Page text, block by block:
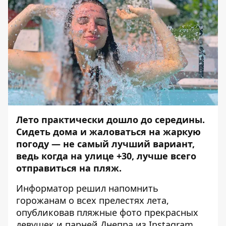
Лето практически дошло до середины.
Сидеть дома и жаловаться на жаркую
погоду — не самый лучший вариант,
ведь когда на улице +30, лучше всего
отправиться на пляж.
Информатор решил напомнить
горожанам о всех прелестях лета,
опубликовав пляжные фото прекрасных